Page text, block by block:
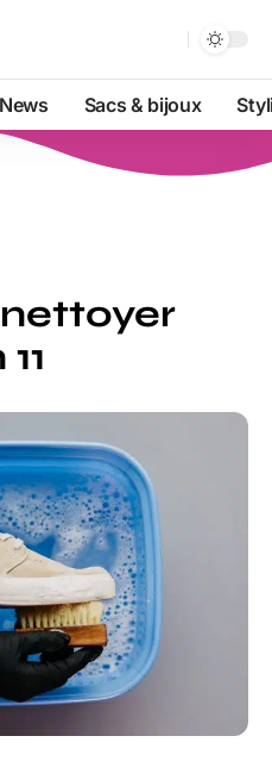
News Sacs & bijoux